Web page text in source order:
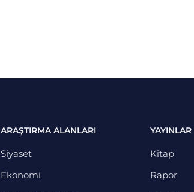
ARAŞTIRMA ALANLARI
Siyaset
Ekonomi
YAYINLAR
Kitap
Rapor